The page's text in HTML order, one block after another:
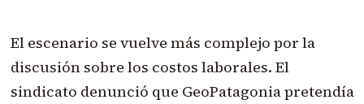
El escenario se vuelve más complejo por la
discusión sobre los costos laborales. El
sindicato denunció que GeoPatagonia pretendía